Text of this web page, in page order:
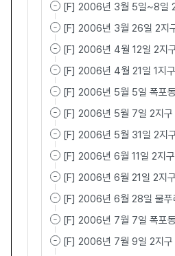
[F] 2006년 3월 5일~8일
[F] 2006년 3월 26일 2지
[F] 2006년 4월 12일 2지
[F] 2006년 4월 21일 1지구
[F] 2006년 5월 5일 폭포
[F] 2006년 5월 7일 2지구
[F] 2006년 5월 31일 2지
[F] 2006년 6월 11일 2지구
[F] 2006년 6월 21일 2지구
[F] 2006년 6월 28일 물푸
[F] 2006년 7월 7일 폭포동
[F] 2006년 7월 9일 2지구